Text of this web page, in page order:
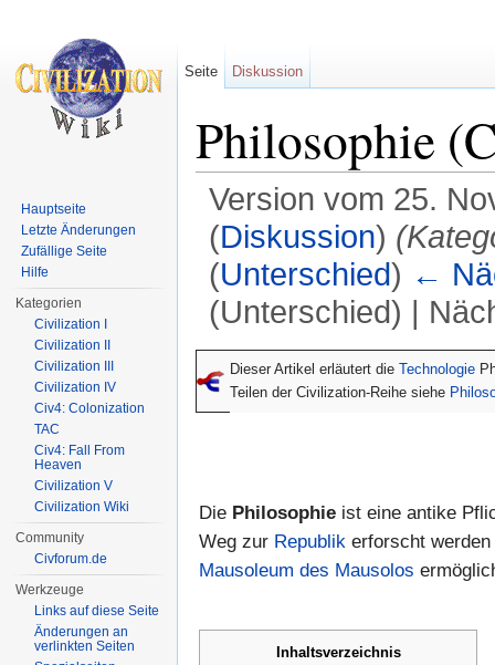
Philosophie
Version vom 25.
(Diskussion)
(Unterschied) ←
(Unterschied) |
Dieser Artikel erläutert die Technologie
Teilen der Civilization-Reihe siehe
Die Philosophie ist eine antike
Weg zur Republik erforscht
Mausoleum des Mausolos
Inhaltsverzeichnis
Seite Diskussion
Hauptseite
Letzte Änderungen
Zufällige Seite
Hilfe
Kategorien
Civilization I
Civilization II
Civilization III
Civilization IV
Civ4: Colonization
TAC
Civ4: Fall From
Heaven
Civilization V
Civilization Wiki
Community
Civforum.de
Werkzeuge
Links auf diese Seite
Änderungen an
verlinkten Seiten